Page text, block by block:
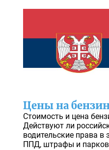
Цены на
Стоимость и цена
Действуют ли
водительские права в
ППД, штрафы и